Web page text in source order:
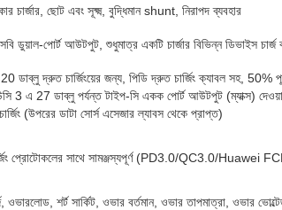
চার্জার, ছোট এবং সূক্ষ্ম, বুদ্ধিমান shunt, নিরাপদ ব্যবহার
ডুয়াল-পোর্ট আউটপুট, শুধুমাত্র একটি চার্জার বিভিন্ন ডিভাইস চার্জ
ডাব্লু দ্রুত চার্জিংয়ের জন্য, পিডি দ্রুত চার্জিং ক্যাবল সহ, 50%
3 এ 27 ডাব্লু পর্যন্ত টাইপ-সি একক পোর্ট আউটপুট (ম্যাক্স)
(উপরের ডাটা সোর্স এসেজার ল্যাবস থেকে প্রাপ্ত)
প্রোটোকলের সাথে সামঞ্জস্যপূর্ণ (PD3.0/QC3.0/
ওভারলোড, শর্ট সার্কিট, ওভার বর্তমান, ওভার তাপমাত্রা, ওভার